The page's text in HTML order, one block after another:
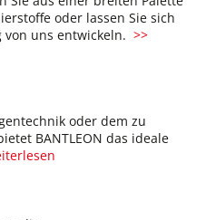
oder lassen Sie sich
von uns entwickeln. >>
oder dem zu
BANTLEON das ideale